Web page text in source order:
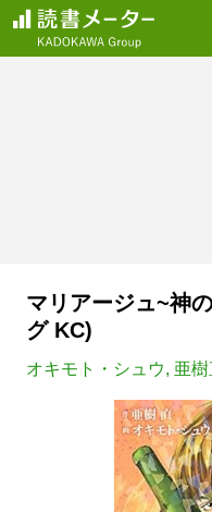
マリアージュ~神
グ KC)
オキモト・シュウ, 亜樹